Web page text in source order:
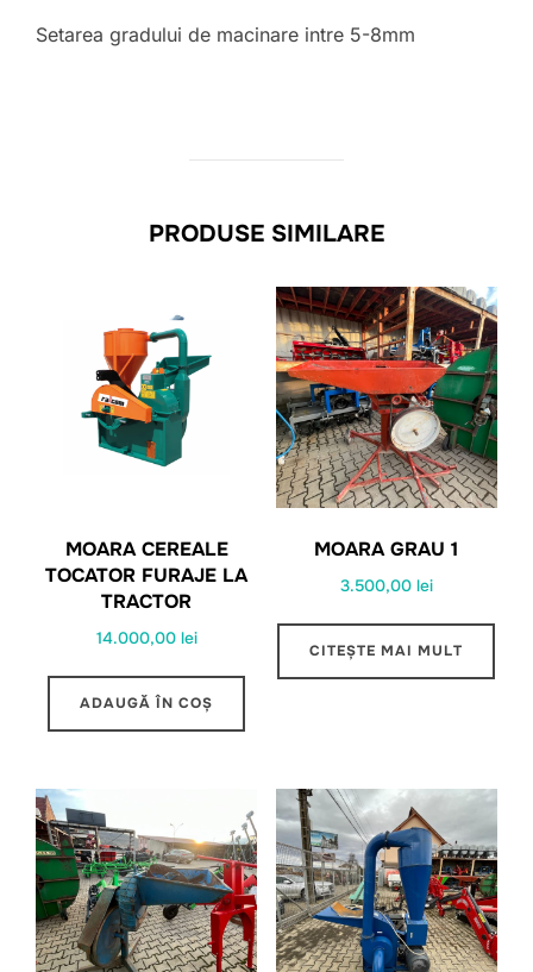
Setarea gradului de macinare intre 5-8mm
PRODUSE SIMILARE
MOARA CEREALE
TOCATOR FURAJE LA
TRACTOR
14.000,00 lei
ADAUGĂ ÎN COȘ
MOARA GRAU 1
3.500,00 lei
CITEȘTE MAI MULT